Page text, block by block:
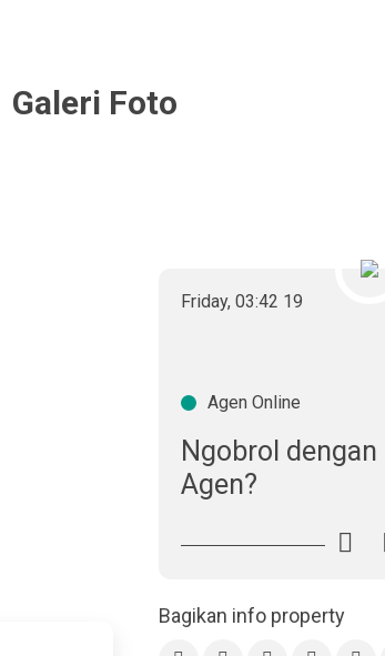
Galeri Foto
Friday, 03:42 20
Agen Online
Ngobrol dengan
Agen?
Bagikan info property